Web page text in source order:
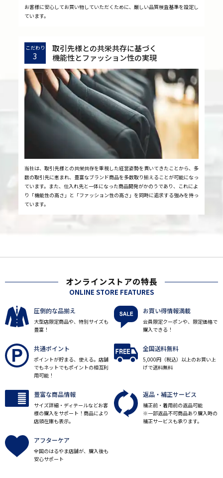
お客様に安心してお買い物していただくために、厳しい品質検査基準を設定し
ています。
こだわり
3
取引先様との共栄共存に基づく
機能性とファッション性の実現
当社は、取引先様との共栄共存を重視した経営姿勢を貫いてきたことから、多
数の取引先に恵まれ、豊富なブランド商品を多数取り揃えることが可能になっ
ています。また、仕入れ先と一体になった商品開発がかのうであり、これによ
り「機能性の高さ」と「ファッション性の高さ」を同時に追求する強みを持っ
ています。
オンラインストアの特長
ONLINE STORE FEATURES
圧倒的な品揃え
大型店限定商品や、特別サイズも
豊富！
お買い得情報満載
会員限定クーポンや、限定価格で
購入できる！
共通ポイント
ポイントが貯まる、使える。店舗
でもネットでもポイントの相互利
用可能！
全国送料無料
5,000円（税込）以上のお買い上
げで送料無料
豊富な商品情報
サイズ詳細・ディテールなどお客
様の購入をサポート！商品により
店頭在庫も表示。
返品・補正サービス
補正前・着用前の返品可能
※一部返品不可商品あり購入時の
補正サービスも承ります。
アフターケア
全国のはるやま店舗が、購入後も
安心サポート